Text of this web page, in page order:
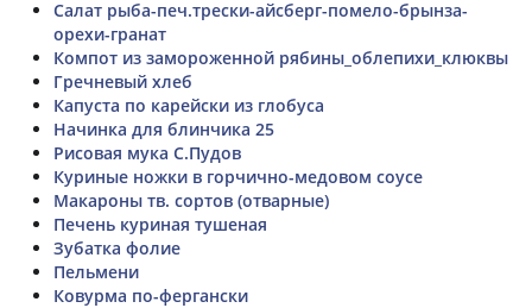
Салат рыба-печ.трески-айсберг-помело-брынза-
орехи-гранат
Компот из замороженной рябины_облепихи_клюквы
Гречневый хлеб
Капуста по карейски из глобуса
Начинка для блинчика 25
Рисовая мука С.Пудов
Куриные ножки в горчично-медовом соусе
Макароны тв. сортов (отварные)
Печень куриная тушеная
Зубатка фолие
Пельмени
Ковурма по-фергански